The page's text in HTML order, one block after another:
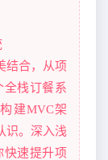
结合，从项
全栈订餐系
建MVC架
识。深入浅
快速提升项